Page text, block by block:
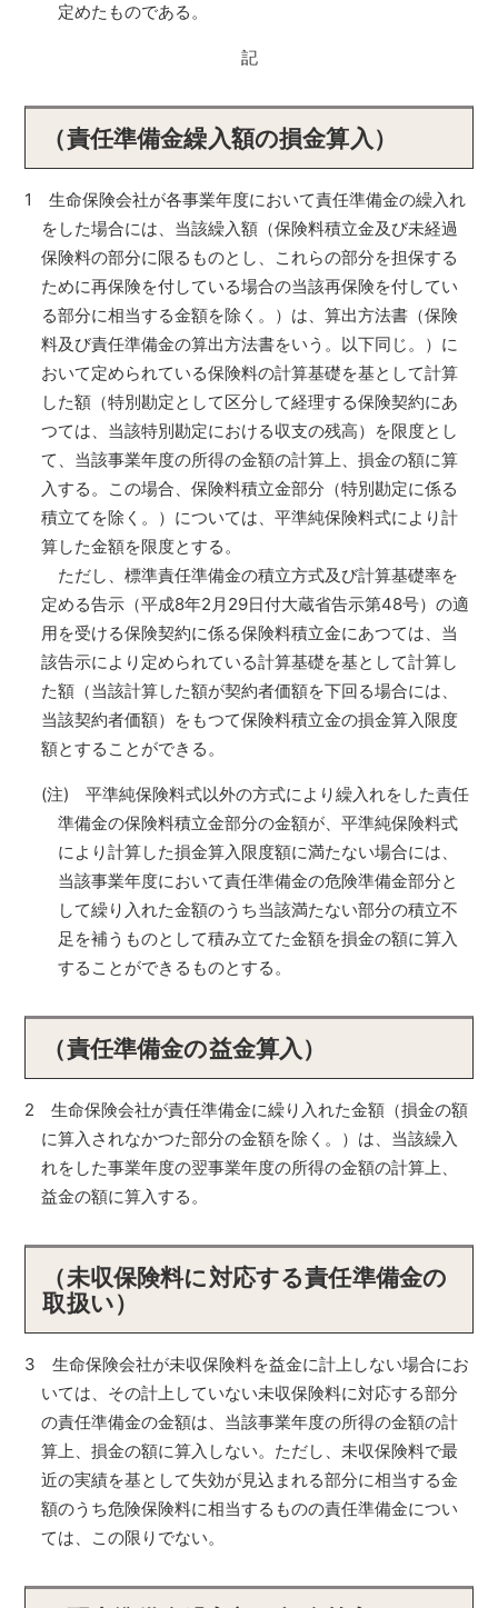
定めたものである。
記
（責任準備金繰入額の損金算入）
1 生命保険会社が各事業年度において責任準備金の繰入れ
をした場合には、当該繰入額（保険料積立金及び未経過
保険料の部分に限るものとし、これらの部分を担保する
ために再保険を付している場合の当該再保険を付してい
る部分に相当する金額を除く。）は、算出方法書（保険
料及び責任準備金の算出方法書をいう。以下同じ。）に
おいて定められている保険料の計算基礎を基として計算
した額（特別勘定として区分して経理する保険契約にあ
つては、当該特別勘定における収支の残高）を限度とし
て、当該事業年度の所得の金額の計算上、損金の額に算
入する。この場合、保険料積立金部分（特別勘定に係る
積立てを除く。）については、平準純保険料式により計
算した金額を限度とする。
ただし、標準責任準備金の積立方式及び計算基礎率を
定める告示（平成8年2月29日付大蔵省告示第48号）の適
用を受ける保険契約に係る保険料積立金にあつては、当
該告示により定められている計算基礎を基として計算し
た額（当該計算した額が契約者価額を下回る場合には、
当該契約者価額）をもつて保険料積立金の損金算入限度
額とすることができる。
(注) 平準純保険料式以外の方式により繰入れをした責任
準備金の保険料積立金部分の金額が、平準純保険料式
により計算した損金算入限度額に満たない場合には、
当該事業年度において責任準備金の危険準備金部分と
して繰り入れた金額のうち当該満たない部分の積立不
足を補うものとして積み立てた金額を損金の額に算入
することができるものとする。
（責任準備金の益金算入）
2 生命保険会社が責任準備金に繰り入れた金額（損金の額
に算入されなかつた部分の金額を除く。）は、当該繰入
れをした事業年度の翌事業年度の所得の金額の計算上、
益金の額に算入する。
（未収保険料に対応する責任準備金の
取扱い）
3 生命保険会社が未収保険料を益金に計上しない場合にお
いては、その計上していない未収保険料に対応する部分
の責任準備金の金額は、当該事業年度の所得の金額の計
算上、損金の額に算入しない。ただし、未収保険料で最
近の実績を基として失効が見込まれる部分に相当する金
額のうち危険保険料に相当するものの責任準備金につい
ては、この限りでない。